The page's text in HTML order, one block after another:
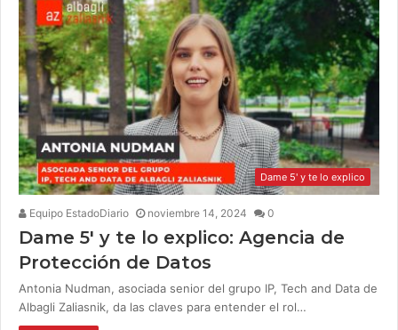
Dame 5' y te lo explico
Equipo EstadoDiario noviembre 14, 2024 0
Dame 5′ y te lo explico: Agencia de
Protección de Datos
Antonia Nudman, asociada senior del grupo IP, Tech and Data de
Albagli Zaliasnik, da las claves para entender el rol…